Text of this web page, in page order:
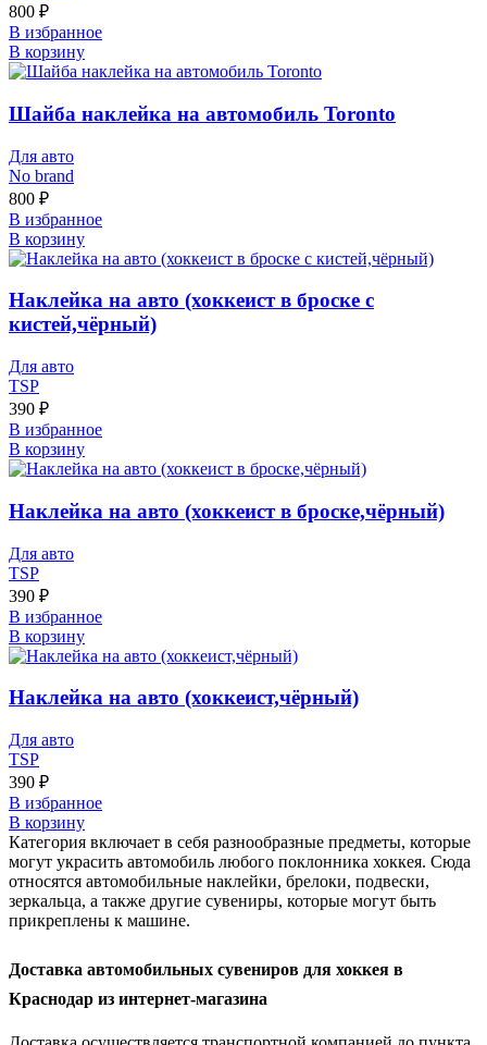
800 ₽
В избранное
В корзину
Шайба наклейка на автомобиль Toronto
Для авто
No brand
800 ₽
В избранное
В корзину
Наклейка на авто (хоккеист в броске с
кистей,чёрный)
Для авто
TSP
390 ₽
В избранное
В корзину
Наклейка на авто (хоккеист в броске,чёрный)
Для авто
TSP
390 ₽
В избранное
В корзину
Наклейка на авто (хоккеист,чёрный)
Для авто
TSP
390 ₽
В избранное
В корзину
Категория включает в себя разнообразные предметы, которые
могут украсить автомобиль любого поклонника хоккея. Сюда
относятся автомобильные наклейки, брелоки, подвески,
зеркальца, а также другие сувениры, которые могут быть
прикреплены к машине.
Доставка автомобильных сувениров для хоккея в
Краснодар из интернет-магазина